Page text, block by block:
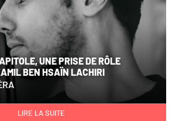
UNE PRISE DE RÔLE
BEN HSAÏN LACHIRI
LIRE LA SUITE